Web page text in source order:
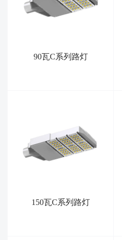
90瓦C系列路灯
150瓦C系列路灯